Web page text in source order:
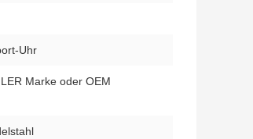
Uhr
Marke oder OEM